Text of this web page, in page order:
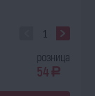
розница
54 a